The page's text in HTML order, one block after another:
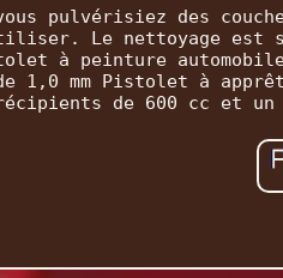
pulvérisiez des
Le nettoyage est
à peinture
1,0 mm Pistolet à
récipients de 600 cc et